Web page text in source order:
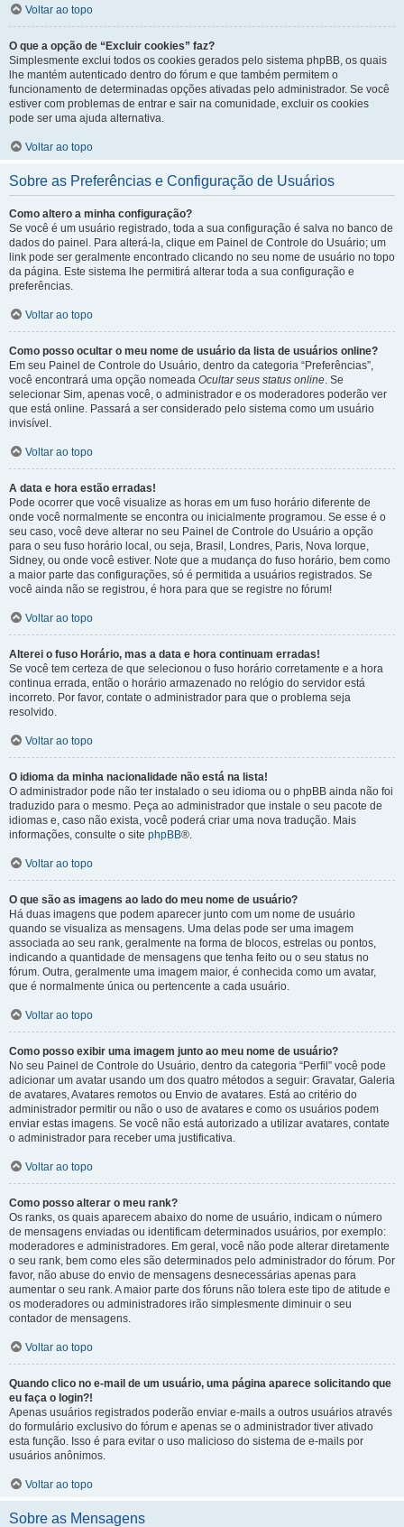
Voltar ao topo
O que a opção de “Excluir cookies” faz?
Simplesmente exclui todos os cookies gerados pelo sistema phpBB, os quais
lhe mantém autenticado dentro do fórum e que também permitem o
funcionamento de determinadas opções ativadas pelo administrador. Se você
estiver com problemas de entrar e sair na comunidade, excluir os cookies
pode ser uma ajuda alternativa.
Voltar ao topo
Sobre as Preferências e Configuração de Usuários
Como altero a minha configuração?
Se você é um usuário registrado, toda a sua configuração é salva no banco de
dados do painel. Para alterá-la, clique em Painel de Controle do Usuário; um
link pode ser geralmente encontrado clicando no seu nome de usuário no topo
da página. Este sistema lhe permitirá alterar toda a sua configuração e
preferências.
Voltar ao topo
Como posso ocultar o meu nome de usuário da lista de usuários online?
Em seu Painel de Controle do Usuário, dentro da categoria “Preferências”,
você encontrará uma opção nomeada Ocultar seus status online. Se
selecionar Sim, apenas você, o administrador e os moderadores poderão ver
que está online. Passará a ser considerado pelo sistema como um usuário
invisível.
Voltar ao topo
A data e hora estão erradas!
Pode ocorrer que você visualize as horas em um fuso horário diferente de
onde você normalmente se encontra ou inicialmente programou. Se esse é o
seu caso, você deve alterar no seu Painel de Controle do Usuário a opção
para o seu fuso horário local, ou seja, Brasil, Londres, Paris, Nova Iorque,
Sidney, ou onde você estiver. Note que a mudança do fuso horário, bem como
a maior parte das configurações, só é permitida a usuários registrados. Se
você ainda não se registrou, é hora para que se registre no fórum!
Voltar ao topo
Alterei o fuso Horário, mas a data e hora continuam erradas!
Se você tem certeza de que selecionou o fuso horário corretamente e a hora
continua errada, então o horário armazenado no relógio do servidor está
incorreto. Por favor, contate o administrador para que o problema seja
resolvido.
Voltar ao topo
O idioma da minha nacionalidade não está na lista!
O administrador pode não ter instalado o seu idioma ou o phpBB ainda não foi
traduzido para o mesmo. Peça ao administrador que instale o seu pacote de
idiomas e, caso não exista, você poderá criar uma nova tradução. Mais
informações, consulte o site phpBB®.
Voltar ao topo
O que são as imagens ao lado do meu nome de usuário?
Há duas imagens que podem aparecer junto com um nome de usuário
quando se visualiza as mensagens. Uma delas pode ser uma imagem
associada ao seu rank, geralmente na forma de blocos, estrelas ou pontos,
indicando a quantidade de mensagens que tenha feito ou o seu status no
fórum. Outra, geralmente uma imagem maior, é conhecida como um avatar,
que é normalmente única ou pertencente a cada usuário.
Voltar ao topo
Como posso exibir uma imagem junto ao meu nome de usuário?
No seu Painel de Controle do Usuário, dentro da categoria “Perfil” você pode
adicionar um avatar usando um dos quatro métodos a seguir: Gravatar, Galeria
de avatares, Avatares remotos ou Envio de avatares. Está ao critério do
administrador permitir ou não o uso de avatares e como os usuários podem
enviar estas imagens. Se você não está autorizado a utilizar avatares, contate
o administrador para receber uma justificativa.
Voltar ao topo
Como posso alterar o meu rank?
Os ranks, os quais aparecem abaixo do nome de usuário, indicam o número
de mensagens enviadas ou identificam determinados usuários, por exemplo:
moderadores e administradores. Em geral, você não pode alterar diretamente
o seu rank, bem como eles são determinados pelo administrador do fórum. Por
favor, não abuse do envio de mensagens desnecessárias apenas para
aumentar o seu rank. A maior parte dos fóruns não tolera este tipo de atitude e
os moderadores ou administradores irão simplesmente diminuir o seu
contador de mensagens.
Voltar ao topo
Quando clico no e-mail de um usuário, uma página aparece solicitando que
eu faça o login?!
Apenas usuários registrados poderão enviar e-mails a outros usuários através
do formulário exclusivo do fórum e apenas se o administrador tiver ativado
esta função. Isso é para evitar o uso malicioso do sistema de e-mails por
usuários anônimos.
Voltar ao topo
Sobre as Mensagens